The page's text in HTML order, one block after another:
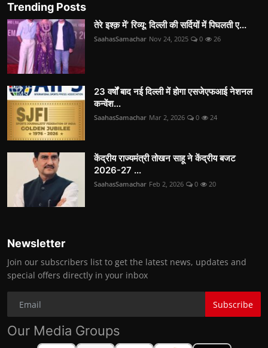
Trending Posts
तेरे इश्क़ में’ रिव्यू: दिल्ली की सर्दियों में पिघलती ए...
SaahasSamachar Nov 24, 2025 0 26
23 वर्षों बाद नई दिल्ली में होगा एसजेएफआई नेशनल
कन्वेंश...
SaahasSamachar Mar 2, 2026 0 24
केंद्रीय राज्यमंत्री तोखन साहू ने केंद्रीय बजट
2026-27 ...
SaahasSamachar Feb 2, 2026 0 20
Newsletter
Join our subscribers list to get the latest news, updates and
special offers directly in your inbox
Subscribe
Our Media Groups